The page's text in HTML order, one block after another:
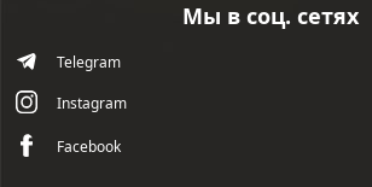
Мы в соц. сетях
Telegram
Instagram
Facebook